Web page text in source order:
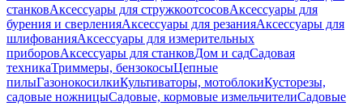
станковАксессуары для стружкоотсосовАксессуары для
бурения и сверленияАксессуары для резанияАксессуары для
шлифованияАксессуары для измерительных
приборовАксессуары для станковДом и садСадовая
техникаТриммеры, бензокосыЦепные
пилыГазонокосилкиКультиваторы, мотоблокиКусторезы,
садовые ножницыСадовые, кормовые измельчителиСадовые